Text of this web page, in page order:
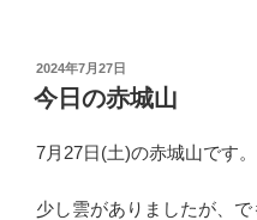
投
稿
日:
2024年7月27日
今日の赤城山
7月27日(土)の赤城山です。
少し雲がありましたが、